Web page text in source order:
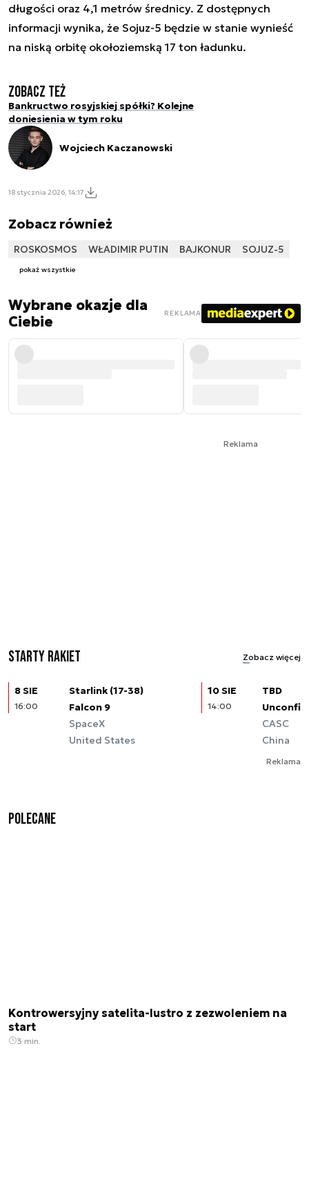
długości oraz 4,1 metrów średnicy. Z dostępnych
informacji wynika, że Sojuz-5 będzie w stanie wynieść
na niską orbitę okołoziemską 17 ton ładunku.
Zobacz też
Bankructwo rosyjskiej spółki? Kolejne
doniesienia w tym roku
Wojciech Kaczanowski
18 stycznia 2026, 14:17
Zobacz również
ROSKOSMOS WŁADIMIR PUTIN BAJKONUR SOJUZ-5
pokaż wszystkie
Wybrane okazje dla
Ciebie
REKLAMA
Reklama
Starty rakiet Zobacz więcej
8 SIE
16:00
Starlink (17-38)
Falcon 9
SpaceX
United States
10 SIE
14:00
TBD
CASC
China
Reklama
Polecane
Kontrowersyjny satelita-lustro z zezwoleniem na
start
3 min.